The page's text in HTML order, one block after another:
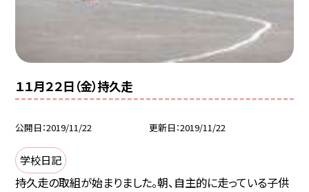
１１月２２日（金）持久走
公開日 2019/11/22 更新日 2019/11/22
学校日記
持久走の取組が始まりました。朝、自主的に走っている子供